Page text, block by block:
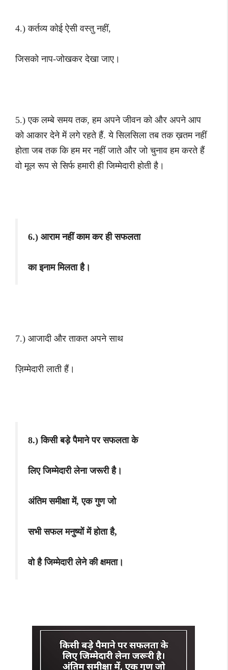
4.) कर्तव्य कोई ऐसी वस्तु नहीं,
जिसको नाप-जोखकर देखा जाए।
5.) एक लम्बे समय तक,हम अपने जीवन को और अपने आप
को आकार देने में लगे रहते हैं.येसिलसिला तब तक ख़तम नहीं
होता जब तक कि हम मर नहीं जाते और जो चुनाव हम करते हैं
वो मूल रूप से सिर्फ हमारी ही जिम्मेदारी होती है।
6.) आराम नहीं काम कर ही सफलता
का इनाम मिलता है।
7.) आजादी और ताकत अपने साथ
ज़िम्मेदारी लाती हैं।
8.) किसी बड़े पैमाने पर सफलता के
लिए जिम्मेदारी लेना जरूरी है।
अंतिम समीक्षा में, एक गुण जो
सभी सफल मनुष्यों में होता है,
वो है जिम्मेदारी लेने की क्षमता।